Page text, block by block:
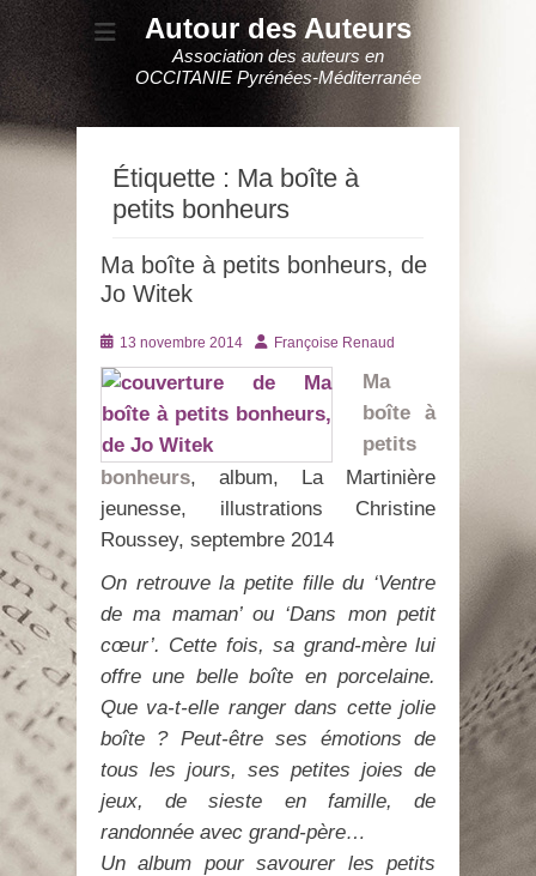
Autour des Auteurs
Association des auteurs en
OCCITANIE Pyrénées-Méditerranée
Étiquette : Ma boîte à
petits bonheurs
Ma boîte à petits bonheurs, de
Jo Witek
Posté
le
13 novembre 2014 AuteurFrançoise Renaud
Ma
boîte à
petits
bonheurs, album, La Martinière
jeunesse, illustrations Christine
Roussey, septembre 2014
On retrouve la petite fille du ‘Ventre
de ma maman’ ou ‘Dans mon petit
cœur’. Cette fois, sa grand-mère lui
offre une belle boîte en porcelaine.
Que va-t-elle ranger dans cette jolie
boîte ? Peut-être ses émotions de
tous les jours, ses petites joies de
jeux, de sieste en famille, de
randonnée avec grand-père…
Un album pour savourer les petits